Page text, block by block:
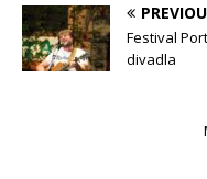
Festival
divadla